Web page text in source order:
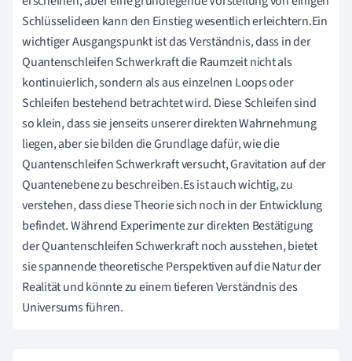
Schlüsselideen kann den Einstieg wesentlich erleichtern.Ein
wichtiger Ausgangspunkt ist das Verständnis, dass in der
Quantenschleifen Schwerkraft die Raumzeit nicht als
kontinuierlich, sondern als aus einzelnen Loops oder
Schleifen bestehend betrachtet wird. Diese Schleifen sind
so klein, dass sie jenseits unserer direkten Wahrnehmung
liegen, aber sie bilden die Grundlage dafür, wie die
Quantenschleifen Schwerkraft versucht, Gravitation auf der
Quantenebene zu beschreiben.Es ist auch wichtig, zu
verstehen, dass diese Theorie sich noch in der Entwicklung
befindet. Während Experimente zur direkten Bestätigung
der Quantenschleifen Schwerkraft noch ausstehen, bietet
sie spannende theoretische Perspektiven auf die Natur der
Realität und könnte zu einem tieferen Verständnis des
Universums führen.